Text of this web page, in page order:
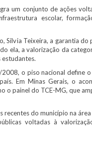
um conjunto de ações
escolar,
Silvia Teixeira, a garantia
ela, a valorização da
estudantes.
o piso nacional define
Em Minas Gerais, o
o painel do TCE-MG, que
do município na
voltadas à